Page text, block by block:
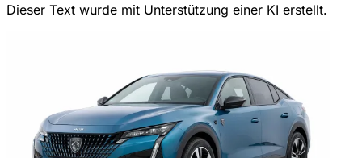
Dieser Text wurde mit Unterstützung einer KI erstellt.